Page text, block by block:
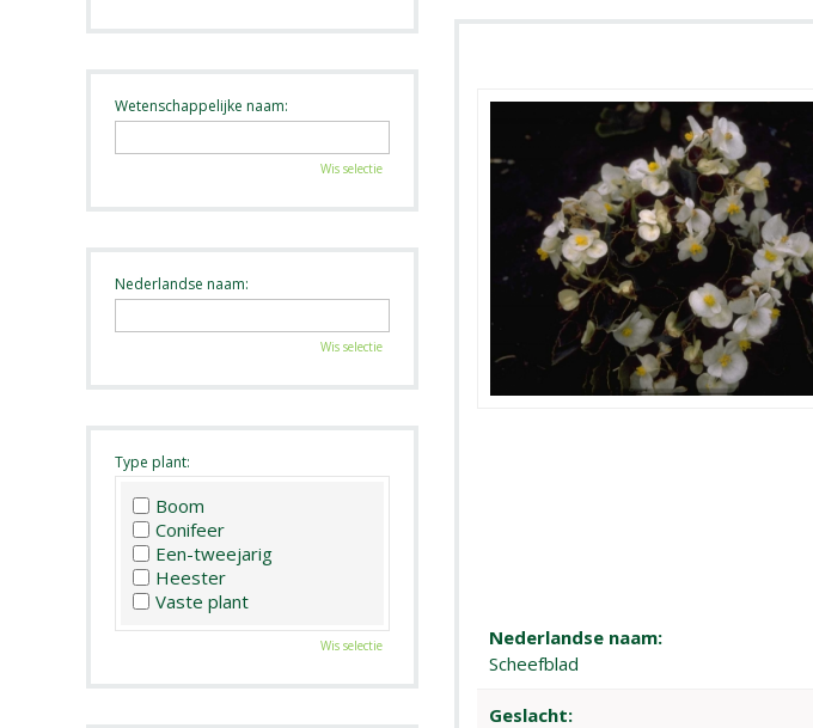
Nederlandse naam:
Scheefblad
Geslacht:
Wetenschappelijke naam:
Wis selectie
Nederlandse naam:
Wis selectie
Type plant:
Boom
Conifeer
Een-tweejarig
Heester
Vaste plant
Wis selectie